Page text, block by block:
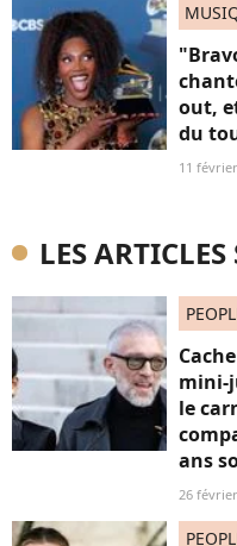
out,
du
11
LES
mini-
le
ans
26